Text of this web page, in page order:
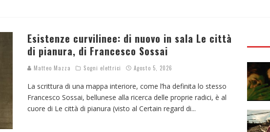
Esistenze curvilinee: di nuovo in sala Le città
di pianura, di Francesco Sossai
Matteo Mazza Sogni elettrici Agosto 5, 2026
La scrittura di una mappa interiore, come l’ha definita lo stesso
Francesco Sossai, bellunese alla ricerca delle proprie radici, è al
cuore di Le città di pianura (visto al Certain regard di...